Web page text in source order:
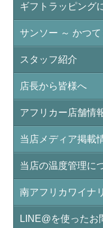
ギフトラッピング
サンソー ～ かつ
スタッフ紹介
店長から皆様へ
アフリカー店舗情
当店メディア掲載
当店の温度管理に
南アフリカワイナ
LINE@を使ったお